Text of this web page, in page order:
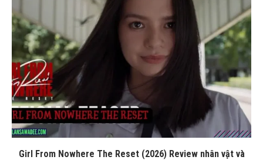
Girl From Nowhere The Reset (2026) Review nhân vật và